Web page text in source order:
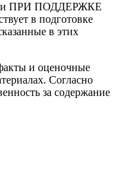
и ПРИ ПОДДЕРЖКЕ
в подготовке
в этих
и оценочные
Согласно
за содержание